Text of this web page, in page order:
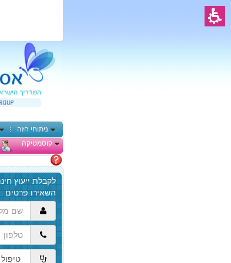
ניתוחי חזה
קוסמטיקה
הגעת
לתוכן
המרכזי,
באפשרותך
ללחוץ
אנטר
כדי
לדלג
לאזור